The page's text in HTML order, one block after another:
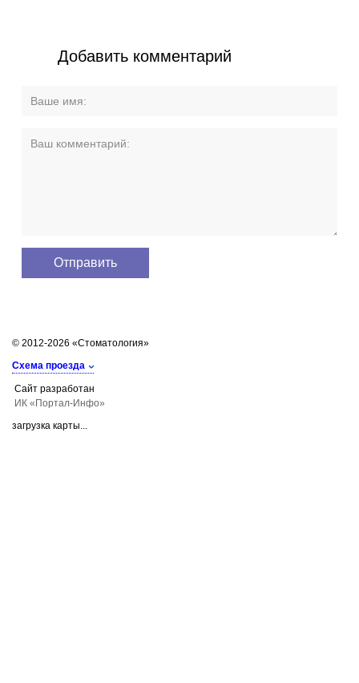
Добавить комментарий
© 2012-2026 «Стоматология»
Схема проезда
Сайт разработан
ИК «Портал-Инфо»
загрузка карты...